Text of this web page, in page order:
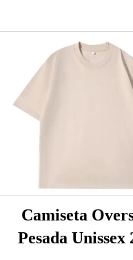
Camiseta
Pesada Unissex